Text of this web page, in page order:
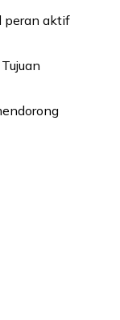
peran aktif